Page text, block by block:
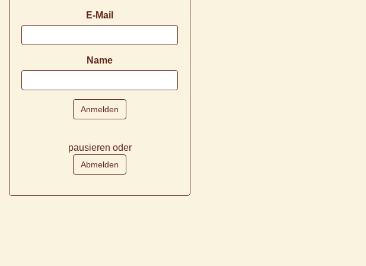
E-Mail
Name
pausieren oder